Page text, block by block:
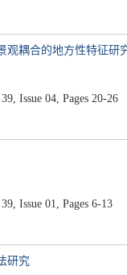
观耦合的地方性特征研
Issue 04, Pages 20-26
Issue 01, Pages 6-13
研究